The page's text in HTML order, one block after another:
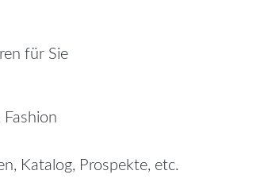
für Sie
Katalog, Prospekte, etc.